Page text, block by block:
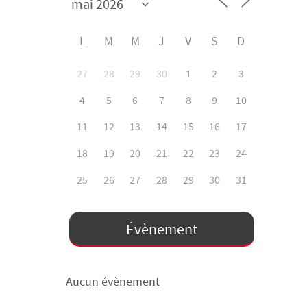
L M M J V S D
27 28 29 30 1 2
3
4
5 6 7 8 9
10
11
12 13 14 15 16
17
18
19 20 21 22 23
24
25
26 27 28 29 30 31
Évènement
Aucun évènement